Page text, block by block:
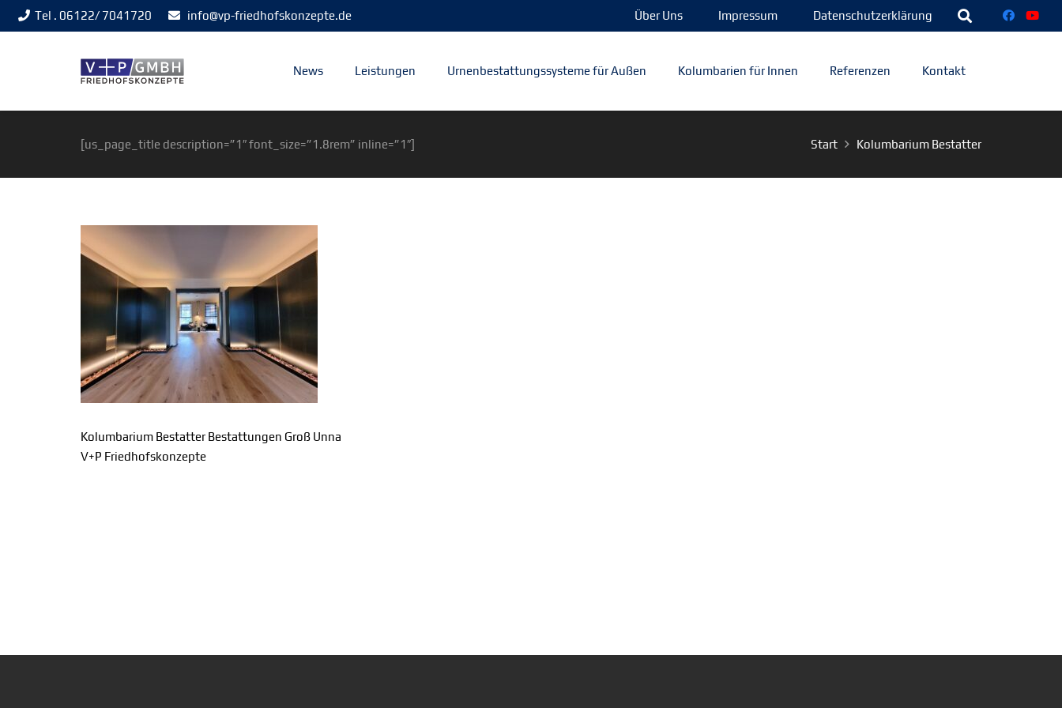
Tel . 06122/ 7041720 info@vp-friedhofskonzepte.de Über Uns Impressum Datenschutzerklärung
News Leistungen Urnenbestattungssysteme für Außen Kolumbarien für Innen Referenzen Kontakt
[us_page_title description=”1″ font_size=”1.8rem” inline=”1″] Start Kolumbarium Bestatter
Kolumbarium Bestatter Bestattungen Groß Unna
V+P Friedhofskonzepte